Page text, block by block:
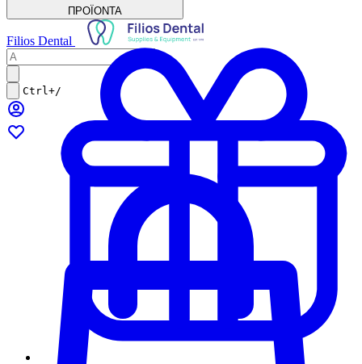
ΠΡΟΪΟΝΤΑ
Filios Dental
Ctrl+/